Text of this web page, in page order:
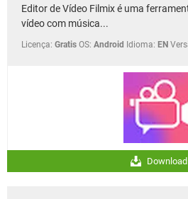
Editor de Vídeo Filmix é uma
vídeo com música...
Licença: Gratis OS: Android Idioma: EN
Download